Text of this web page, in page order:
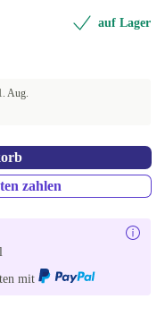
auf Lager
Aug.
zahlen
mit